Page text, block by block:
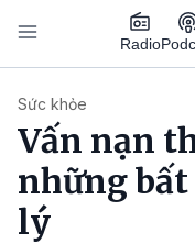
Nhảy đến nội dung
Radio
Sức khỏe
Vấn nạn
những
lý